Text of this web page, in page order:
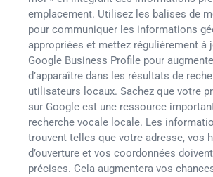
emplacement. Utilisez les balises de
pour communiquer les informations
appropriées et mettez régulièrement à
Google Business Profile pour
d’apparaître dans les résultats de
utilisateurs locaux. Sachez que votre
sur Google est une ressource
recherche vocale locale. Les
trouvent telles que votre adresse, vos
d’ouverture et vos coordonnées
précises. Cela augmentera vos